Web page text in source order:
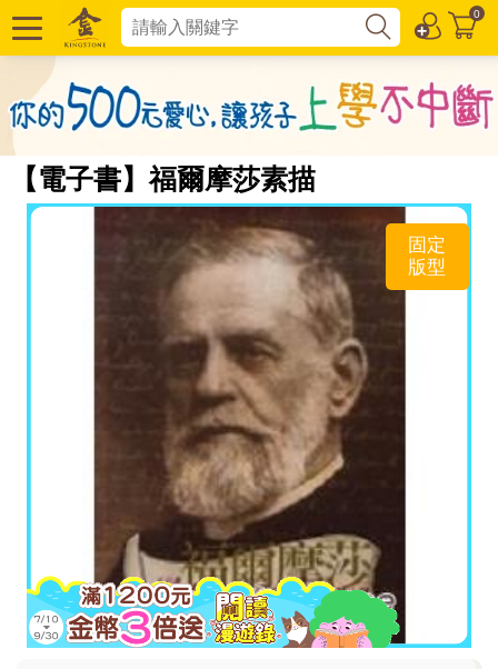
0
【電子書】福爾摩莎素描
固定
版型